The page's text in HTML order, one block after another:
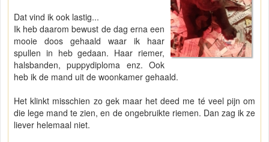
Dat vind ik ook lastig...
Ik heb daarom bewust de dag erna een
mooie doos gehaald waar ik haar
spullen in heb gedaan. Haar riemer,
halsbanden, puppydiploma enz. Ook
heb ik de mand uit de woonkamer gehaald.
Het klinkt misschien zo gek maar het deed me té veel pijn om
die lege mand te zien, en de ongebruikte riemen. Dan zag ik ze
liever helemaal niet.